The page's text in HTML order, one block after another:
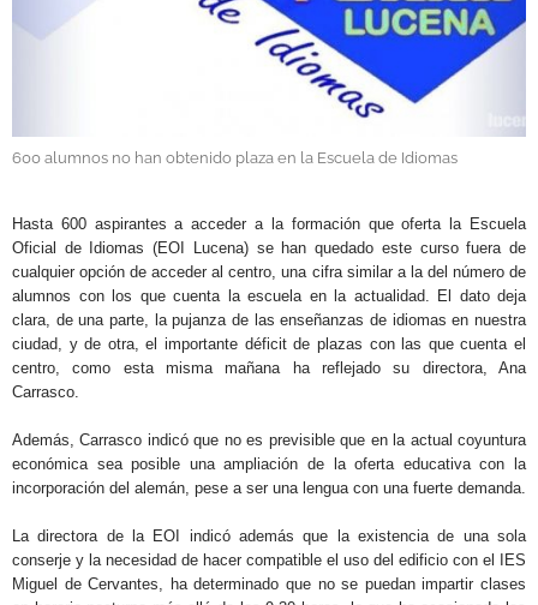
600 alumnos no han obtenido plaza en la Escuela de Idiomas
Hasta 600 aspirantes a acceder a la formación que oferta la Escuela
Oficial de Idiomas (EOI Lucena) se han quedado este curso fuera de
cualquier opción de acceder al centro, una cifra similar a la del número de
alumnos con los que cuenta la escuela en la actualidad. El dato deja
clara, de una parte, la pujanza de las enseñanzas de idiomas en nuestra
ciudad, y de otra, el importante déficit de plazas con las que cuenta el
centro, como esta misma mañana ha reflejado su directora, Ana
Carrasco.
Además, Carrasco indicó que no es previsible que en la actual coyuntura
económica sea posible una ampliación de la oferta educativa con la
incorporación del alemán, pese a ser una lengua con una fuerte demanda.
La directora de la EOI indicó además que la existencia de una sola
conserje y la necesidad de hacer compatible el uso del edificio con el IES
Miguel de Cervantes, ha determinado que no se puedan impartir clases